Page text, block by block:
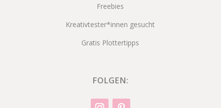
Freebies
Kreativtester*innen gesucht
Gratis Plottertipps
FOLGEN: